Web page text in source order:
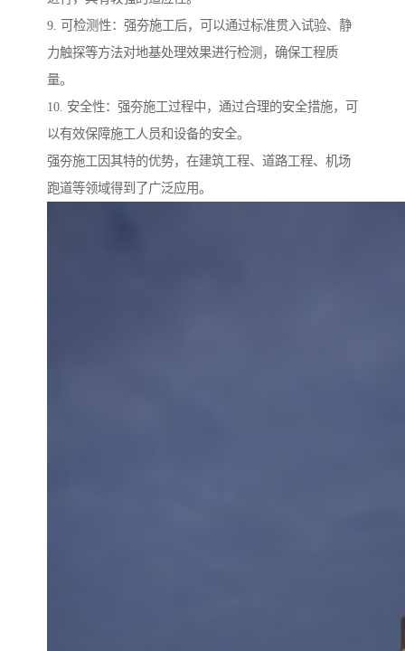
9. 可检测性：强夯施工后，可以通过标准贯入试验、静
力触探等方法对地基处理效果进行检测，确保工程质
量。
10. 安全性：强夯施工过程中，通过合理的安全措施，可
以有效保障施工人员和设备的安全。
强夯施工因其特的优势，在建筑工程、道路工程、机场
跑道等领域得到了广泛应用。